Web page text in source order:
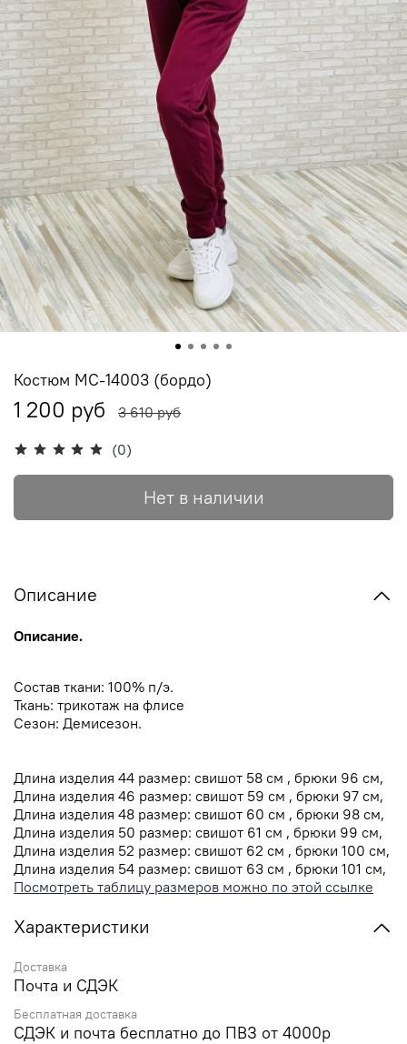
(0)
Костюм МС-14003 (бордо)
1 200 руб 3 610 руб
Нет в наличии
Описание
Описание.
Cостав ткани: 100% п/э.
Ткань: трикотаж на флисе
Сезон: Демисезон.
Длина изделия 44 размер: свишот 58 см , брюки 96 см,
Длина изделия 46 размер: свишот 59 см , брюки 97 см,
Длина изделия 48 размер: свишот 60 см , брюки 98 см,
Длина изделия 50 размер: свишот 61 см , брюки 99 см,
Длина изделия 52 размер: свишот 62 см , брюки 100 см,
Длина изделия 54 размер: свишот 63 см , брюки 101 см,
Посмотреть таблицу размеров можно по этой ссылке
Характеристики
Доставка
Почта и СДЭК
Бесплатная доставка
СДЭК и почта бесплатно до ПВЗ от 4000р